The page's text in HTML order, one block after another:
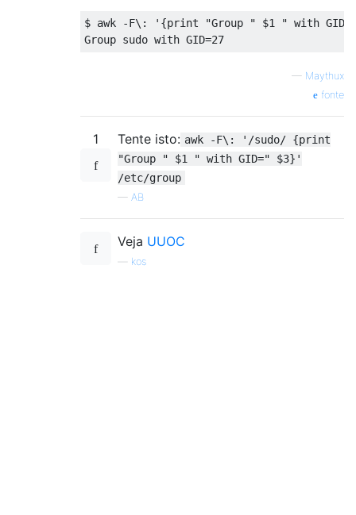
$ awk -F\: '{print "Group " $1 " with
— Maythux
fonte
1 Tente isto: awk -F\: '/sudo/ {print
"Group " $1 " with GID=" $3}'
/etc/group
— AB
Veja UUOC
kos